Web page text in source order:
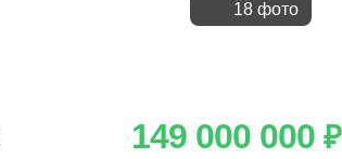
18 фото
149 000 000 ₽